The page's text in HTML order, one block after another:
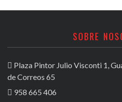
SOBRE
Plaza Pintor Julio Visconti 1,
de Correos 65
958 665 406